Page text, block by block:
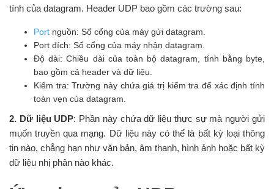
tính của datagram. Header UDP bao gồm các trường sau:
Port nguồn: Số cổng của máy gửi datagram.
Port đích: Số cổng của máy nhận datagram.
Độ dài: Chiều dài của toàn bộ datagram, tính bằng byte,
bao gồm cả header và dữ liệu.
Kiểm tra: Trường này chứa giá trị kiểm tra để xác định tính
toàn vẹn của datagram.
2. Dữ liệu UDP: Phần này chứa dữ liệu thực sự mà người gửi
muốn truyền qua mạng. Dữ liệu này có thể là bất kỳ loại thông
tin nào, chẳng hạn như văn bản, âm thanh, hình ảnh hoặc bất kỳ
dữ liệu nhị phân nào khác.